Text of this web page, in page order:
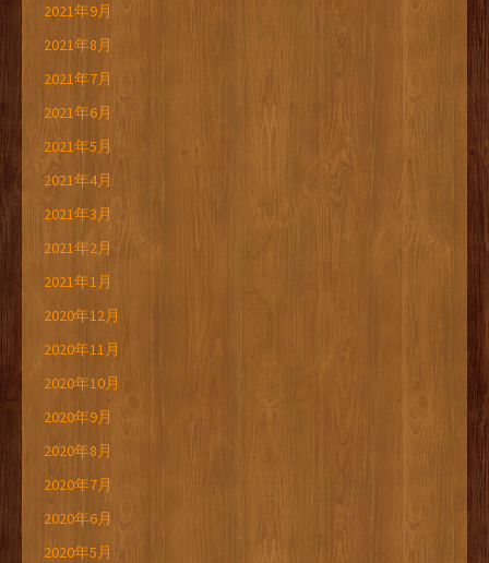
2021年9月
2021年8月
2021年7月
2021年6月
2021年5月
2021年4月
2021年3月
2021年2月
2021年1月
2020年12月
2020年11月
2020年10月
2020年9月
2020年8月
2020年7月
2020年6月
2020年5月